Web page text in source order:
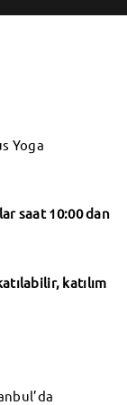
Yoga
saat 10:00 dan
katılım